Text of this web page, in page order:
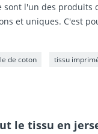
l'un des produits
et uniques. C'est
de coton tissu
le tissu en